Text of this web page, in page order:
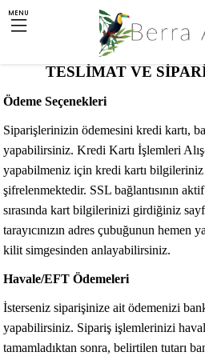
MENU
TESLİMAT VE
Ödeme Seçenekleri
Siparişlerinizin ödemesini kredi kartı,
yapabilirsiniz. Kredi Kartı İşlemleri
yapabilmeniz için kredi kartı
şifrelenmektedir. SSL bağlantısının
sırasında kart bilgilerinizi girdiğiniz
tarayıcınızın adres çubuğunun hemen
kilit simgesinden anlayabilirsiniz.
Havale/EFT Ödemeleri
İsterseniz siparişinize ait ödemenizi
yapabilirsiniz. Sipariş işlemlerinizi
tamamladıktan sonra, belirtilen tutarı